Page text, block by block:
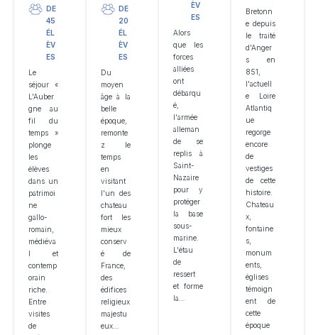
DE
45
ÉL
ÈV
ES
Le
séjour «
L'Auber
gne au
fil du
temps »
plonge
les
élèves
dans un
patrimoi
ne
gallo-
romain,
médiéva
l et
contemp
orain
riche.
Entre
visites
de
DE
20
ÉL
ÈV
ES
Du
moyen
âge à la
belle
époque,
remonte
z le
temps
en
visitant
l'un des
chateau
fort les
mieux
conserv
é de
France,
des
édifices
religieux
majestu
eux…
ÈV
ES
Alors
que les
forces
alliées
ont
débarqu
é,
l'armée
alleman
de se
replis à
Saint-
Nazaire
pour y
protéger
la base
sous-
marine.
L'étau
de
ressert
et forme
la…
Bretonn
e depuis
le traité
d'Anger
s en
851,
l'actuell
e Loire
Atlantiq
ue
regorge
encore
de
vestiges
de cette
histoire.
Chateau
x,
fontaine
s,
monum
ents,
églises
témoign
ent de
cette
époque